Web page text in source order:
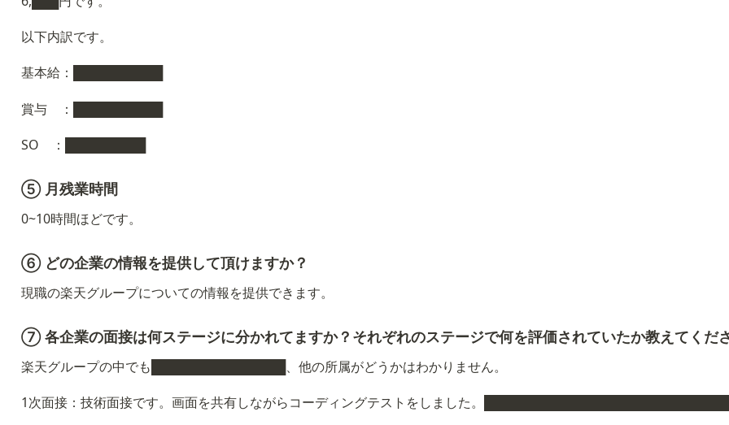
以下内訳です。
基本給：██████████
賞与　：██████████
SO　：█████████
⑤ 月残業時間
0~10時間ほどです。
⑥ どの企業の情報を提供して頂けますか？
現職の楽天グループについての情報を提供できます。
⑦ 各企業の面接は何ステージに分かれてますか？それぞれのステージで何を評価されていたか教えてくだ
楽天グループの中でも███████████████、他の所属がどうかはわかりません。
1次面接：技術面接です。画面を共有しながらコーディングテストをしました。